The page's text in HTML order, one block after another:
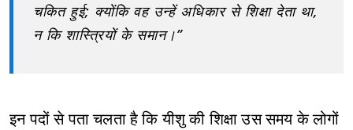
चकित हुई; क्योंकि वह उन्हें अधिकार से शिक्षा देता था,
न कि शास्त्रियों के समान।”
इन पदों से पता चलता है कि यीशु की शिक्षा उस समय के लोगों